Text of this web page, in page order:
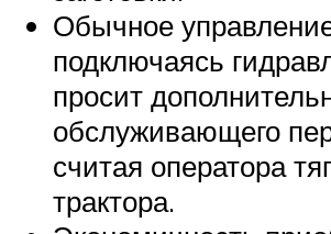
Обычное
подключаясь
просит
обслуживающего
считая оператора
трактора.